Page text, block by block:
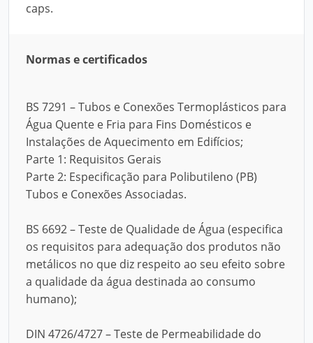
caps.
Normas e certificados
BS 7291 – Tubos e Conexões Termoplásticos para
Água Quente e Fria para Fins Domésticos e
Instalações de Aquecimento em Edifícios;
Parte 1: Requisitos Gerais
Parte 2: Especificação para Polibutileno (PB)
Tubos e Conexões Associadas.
BS 6692 – Teste de Qualidade de Água (especifica
os requisitos para adequação dos produtos não
metálicos no que diz respeito ao seu efeito sobre
a qualidade da água destinada ao consumo
humano);
DIN 4726/4727 – Teste de Permeabilidade do